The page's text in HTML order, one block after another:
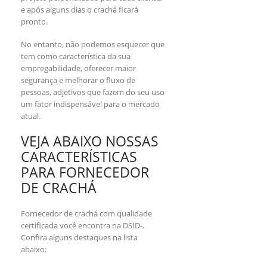
e após alguns dias o crachá ficará
pronto.
No entanto, não podemos esquecer que
tem como característica da sua
empregabilidade, oferecer maior
segurança e melhorar o fluxo de
pessoas, adjetivos que fazem do seu uso
um fator indispensável para o mercado
atual.
VEJA ABAIXO NOSSAS
CARACTERÍSTICAS
PARA FORNECEDOR
DE CRACHÁ
Fornecedor de crachá com qualidade
certificada você encontra na DSID-.
Confira alguns destaques na lista
abaixo: